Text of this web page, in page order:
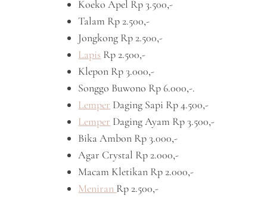
Koeko Apel Rp 3.500,-
Talam Rp 2.500,-
Jongkong Rp 2.500,-
Lapis Rp 2.500,-
Klepon Rp 3.000,-
Songgo Buwono Rp 6.000,-.
Lemper Daging Sapi Rp 4.500,-
Lemper Daging Ayam Rp 3.500,-
Bika Ambon Rp 3.000,-
Agar Crystal Rp 2.000,-
Macam Kletikan Rp 2.000,-
Meniran Rp 2.500,-